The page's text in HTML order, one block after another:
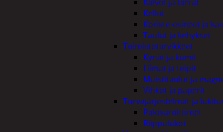
Kalvot ja tarrat
Kellot
Koriste-esineet ja
Taulut ja kehykset
Toimistotarvikkeet
Kynät ja kumit
Liimat ja teipit
Muistitaulut ja
Vihkot ja paperit
Turvajärjestelmät ja
Palovaroittimet
Riippulukot